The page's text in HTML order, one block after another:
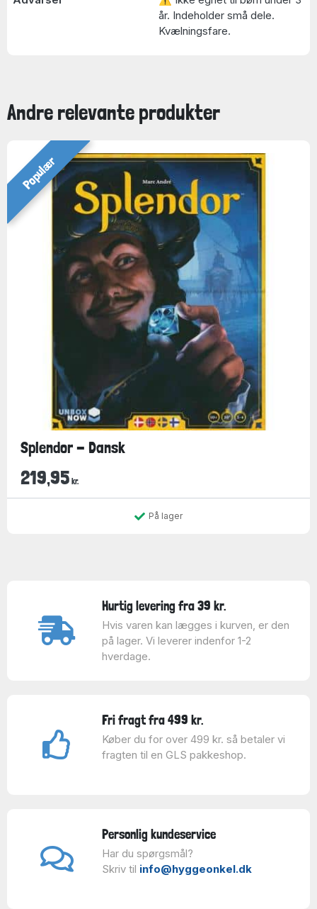
år. Indeholder små dele.
Kvælningsfare.
Andre relevante produkter
Populær
Splendor - Dansk
219,95 kr.
På lager
Hurtig levering fra 39 kr.
Hvis varen kan lægges i kurven, er den
på lager. Vi leverer indenfor 1-2
hverdage.
Fri fragt fra 499 kr.
Køber du for over 499 kr. så betaler vi
fragten til en GLS pakkeshop.
Personlig kundeservice
Har du spørgsmål?
Skriv til info@hyggeonkel.dk